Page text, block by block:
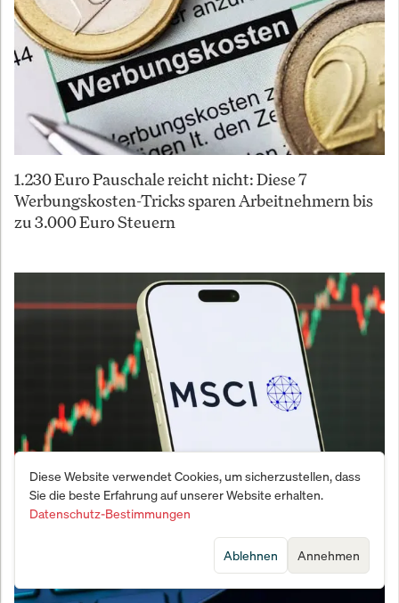
1.230 Euro Pauschale reicht nicht: Diese 7
Werbungskosten-Tricks sparen Arbeitnehmern bis
zu 3.000 Euro Steuern
MSCI-World-Killer? Diese 3 ETFs liefern mehr
Rendite bei weniger Risiko
Diese Website verwendet Cookies, um sicherzustellen, dass
Sie die beste Erfahrung auf unserer Website erhalten.
Datenschutz-Bestimmungen
Annehmen
Ablehnen